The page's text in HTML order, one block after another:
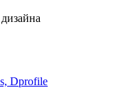
Dprofile